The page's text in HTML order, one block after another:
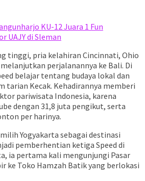
KU-12 Juara 1 Fun
UAJY di Sleman
tinggi, pria kelahiran Cincinnati, Ohio
perjalanannya ke Bali. Di
belajar tentang budaya lokal dan
tarian Kecak. Kehadirannya memberi
pariwisata Indonesia, karena
dengan 31,8 juta pengikut, serta
per harinya.
Yogyakarta sebagai destinasi
pemberhentian ketiga Speed di
ia pertama kali mengunjungi Pasar
ke Toko Hamzah Batik yang berlokasi